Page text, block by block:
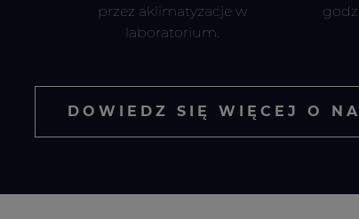
przez aklimatyzacje w
laboratorium.
DOWIEDZ SIĘ WIĘCEJ O